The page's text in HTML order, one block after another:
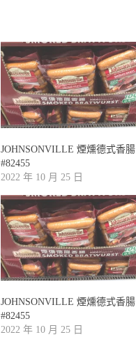
JOHNSONVILLE 煙燻德式香腸
#82455
2022 年 10 月 25 日
JOHNSONVILLE 煙燻德式香腸
#82455
2022 年 10 月 25 日